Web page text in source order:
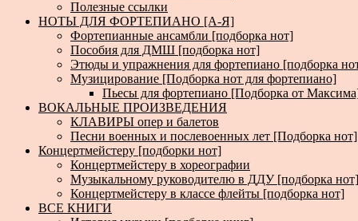
Полезные ссылки
НОТЫ ДЛЯ ФОРТЕПИАНО [А-Я]
Фортепианные ансамбли [подборка нот]
Пособия для ДМШ [подборка нот]
Этюды и упражнения для фортепиано [подборка
Музицирование [Подборка нот для фортепиано]
Пьесы для фортепиано [Подборка от
ВОКАЛЬНЫЕ ПРОИЗВЕДЕНИЯ
КЛАВИРЫ опер и балетов
Песни военных и послевоенных лет [Подборка нот]
Концертмейстеру [подборки нот]
Концертмейстеру в хореографии
Музыкальному руководителю в ДДУ [подборка нот]
Концертмейстеру в классе флейты [подборка нот]
ВСЕ КНИГИ